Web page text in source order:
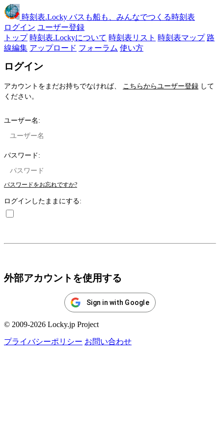
時刻表.Locky バスも船も、みんなでつくる時刻表
ログイン ユーザー登録
トップ 時刻表.Lockyについて 時刻表リスト 時刻表マップ 路
線編集 アップロード フォーラム 使い方
ログイン
アカウントをまだお持ちでなければ、 こちらからユーザー登録 して
ください。
ユーザー名:
パスワード:
パスワードをお忘れですか?
ログインしたままにする:
外部アカウントを使用する
Sign in with Google
© 2009-2026 Locky.jp Project
プライバシーポリシー お問い合わせ